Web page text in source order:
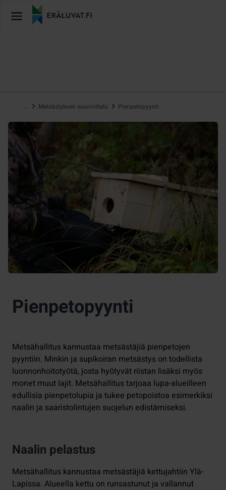
sisältöön
… Metsästyksen suunnittelu Pienpetopyynti
Pienpetopyynti
Metsähallitus kannustaa metsästäjiä pienpetojen
pyyntiin. Minkin ja supikoiran metsästys on todellista
luonnonhoitotyötä, josta hyötyvät riistan lisäksi myös
monet muut lajit. Metsähallitus tarjoaa lupa-alueilleen
edullisia pienpetolupia ja tukee petopoistoa esimerkiksi
naalin ja saaristolintujen suojelun edistämiseksi.
Naalin pelastus
Metsähallitus kannustaa metsästäjiä kettujahtiin Ylä-
Lapissa. Alueella kettu on runsastunut ja vallannut